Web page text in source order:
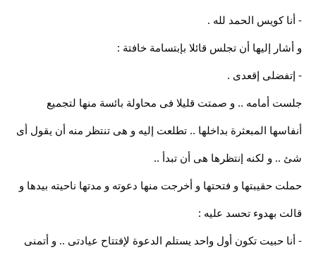
- أنا كويس الحمد لله .
و أشار إليها أن تجلس قائلا بإبتسامة خافتة :
- إتفضلى إقعدى .
جلست أمامه .. و صمتت قليلا فى محاولة بائسة منها لتجميع
أنفاسها المبعثرة بداخلها .. تطلعت إليه و هى تنتظر منه أن يقول أى
شئ .. و لكنه إنتظرها هى أن تبدأ ..
حملت حقيبتها و فتحتها و أخرجت منها دعوته و مدتها ناحيته بيدها و
قالت بهدوء تحسد عليه :
- أنا حبيت تكون أول واحد يستلم الدعوة لإفتتاح عيادتى .. و أتمنى